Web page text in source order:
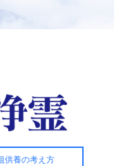
供養の考え方